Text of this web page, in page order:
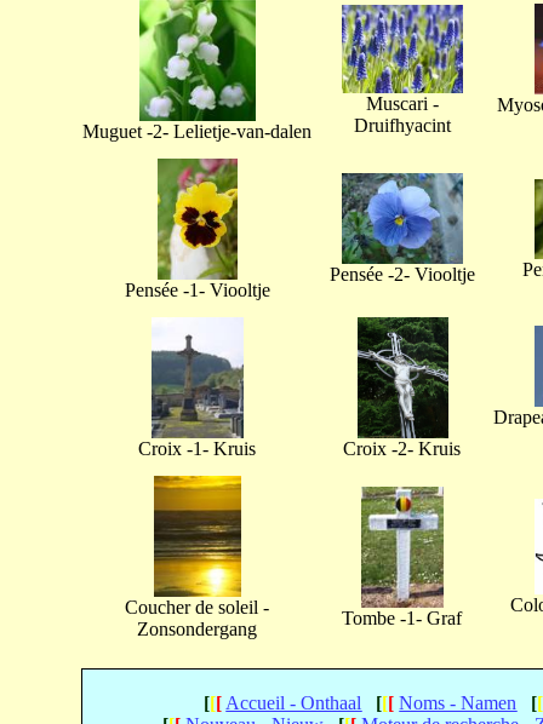
Muguet -2- Lelietje-van-dalen
Muscari -
Druifhyacint
Pensée -1- Viooltje
Pensée -2- Viooltje
Croix -1- Kruis Croix -2- Kruis
Coucher de soleil -
Zonsondergang
Tombe -1- Graf
[[[ Accueil - Onthaal [[[ Noms - Namen [[